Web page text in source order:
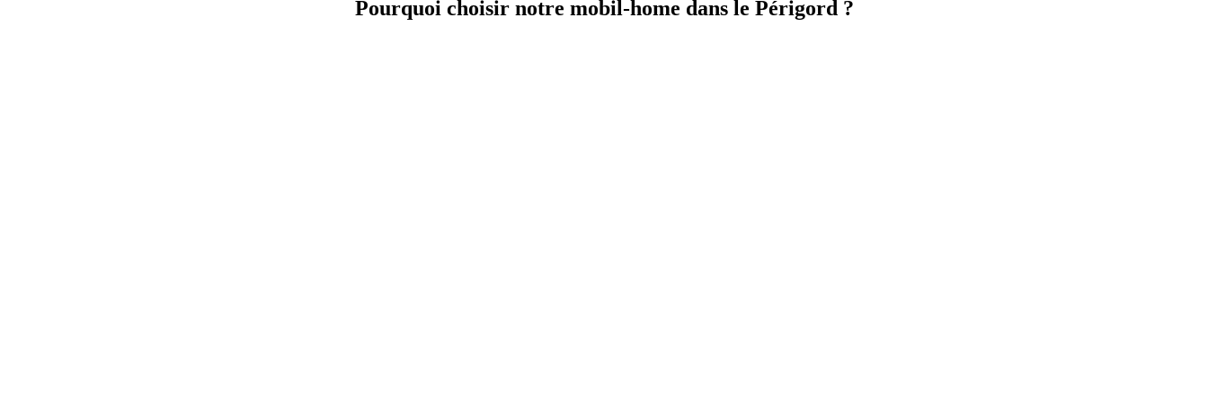
Pourquoi choisir notre mobil-home dans le Périgord ?